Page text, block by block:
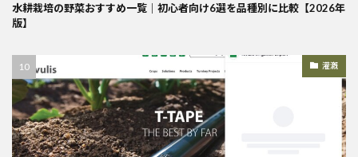
水耕栽培の野菜おすすめ一覧｜初心者向け6選を品種別に比較【2026年
版】
灌漑